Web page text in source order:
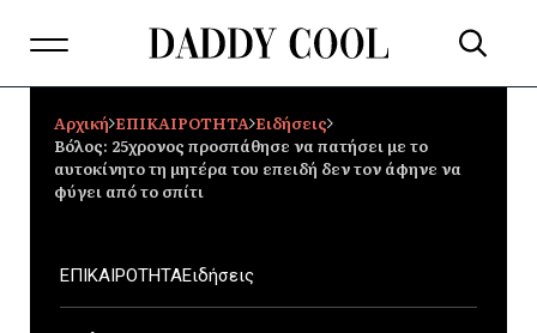
Αρχική ΕΠΙΚΑΙΡΟΤΗΤΑ Ειδήσεις
Βόλος: 25χρονος προσπάθησε να πατήσει με το
αυτοκίνητο τη μητέρα του επειδή δεν τον άφηνε να
φύγει από το σπίτι
ΕΠΙΚΑΙΡΟΤΗΤΑΕιδήσεις